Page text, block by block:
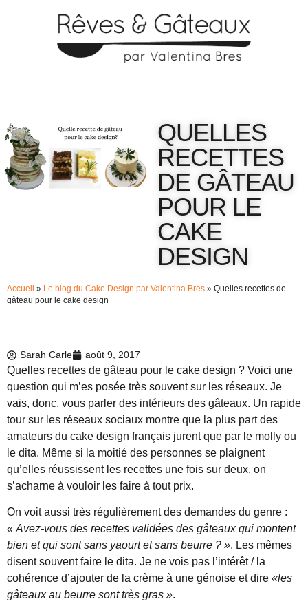
QUELLES
RECETTES
DE GÂTEAU
POUR LE
CAKE
DESIGN
Accueil » Le blog du Cake Design par Valentina Bres » Quelles recettes de
gâteau pour le cake design
Sarah Carle août 9, 2017
Quelles recettes de gâteau pour le cake design ? Voici une
question qui m’es posée très souvent sur les réseaux. Je
vais, donc, vous parler des intérieurs des gâteaux. Un rapide
tour sur les réseaux sociaux montre que la plus part des
amateurs du cake design français jurent que par le molly ou
le dita. Même si la moitié des personnes se plaignent
qu’elles réussissent les recettes une fois sur deux, on
s’acharne à vouloir les faire à tout prix.
On voit aussi très régulièrement des demandes du genre :
« Avez-vous des recettes validées des gâteaux qui montent
bien et qui sont sans yaourt et sans beurre ? ». Les mêmes
disent souvent faire le dita. Je ne vois pas l’intérêt / la
cohérence d’ajouter de la crème à une génoise et dire «les
gâteaux au beurre sont très gras ».